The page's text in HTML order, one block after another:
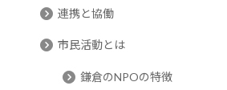
連携と協働
市民活動とは
鎌倉のNPOの特徴